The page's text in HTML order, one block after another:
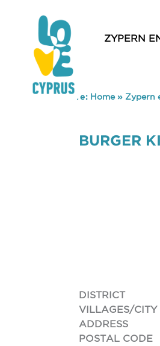
ZYPERN
You are here: Home» Zypern
BURGER
DISTRICT
VILLAGES/CITY
ADDRESS
POSTAL CODE